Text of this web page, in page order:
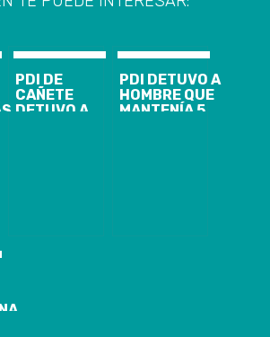
PDI DE
CAÑETE
DETUVO A
PDI DETUVO A
HOMBRE QUE
MANTENÍA 5